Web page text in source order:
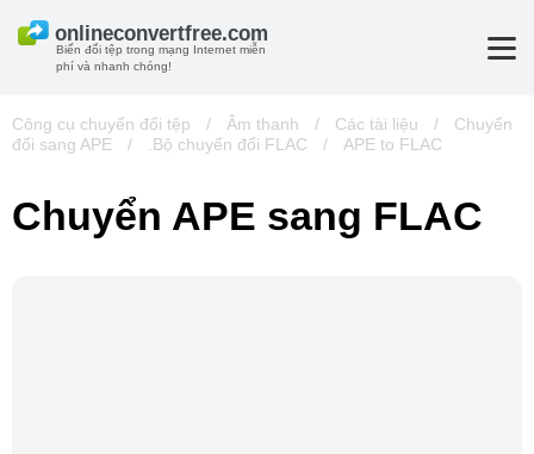
Biến đổi tệp trong mạng Internet miễn
phí và nhanh chóng!
Công cụ chuyển đổi tệp / Âm thanh / Các tài liệu /
Chuyển
đổi sang APE
/ .Bộ chuyển đổi FLAC / APE to FLAC
Chuyển APE sang FLAC